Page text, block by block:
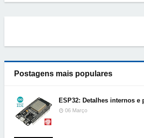
Postagens mais populares
ESP32: Detalhes internos e
06 Março